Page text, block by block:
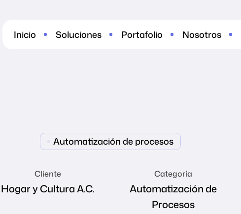
Inicio Soluciones Portafolio Nosotros
Automatización de procesos
Cliente
Hogar y Cultura A.C.
Categoría
Automatización de
Procesos